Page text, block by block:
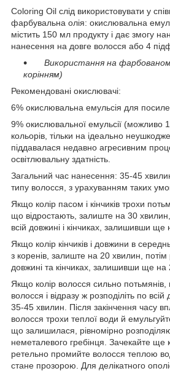
Coloring Oil слід використовувати у
фарбувальна олія: окислювальна
містить 150 мл продукту і дає змогу
нанесення на довге волосся або 4
Використання на
корінням)
Рекомендовані окислювачі:
6% окислювальна емульсія для
9% окислювальної емульсії (можливо
кольорів, тільки на ідеально
піддавалася недавно агресивним
освітлювальну здатність.
Загальний час нанесення: 35-45
типу волосся, з урахуванням таких
Якщо колір пасом і кінчиків трохи
що відростають, залиште на 30 хвилин,
всій довжині і кінчиках, залишивши ще
Якщо колір кінчиків і довжини в
з коренів, залиште на 20 хвилин, потім
довжині та кінчиках, залишивши ще на
Якщо колір волосся сильно потьмянів,
волосся і відразу ж розподіліть по
35-45 хвилин. Після закінчення часу
волосся трохи теплої води й
що залишилася, рівномірно
неметалевого гребінця. Зачекайте ще
ретельно промийте волосся теплою
стане прозорою. Для делікатного